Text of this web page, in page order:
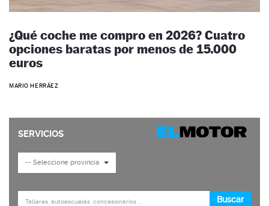
¿Qué coche me compro en 2026? Cuatro
opciones baratas por menos de 15.000
euros
MARIO HERRÁEZ